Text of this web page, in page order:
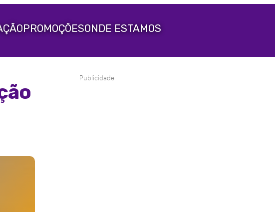
PROMOÇÕESONDE ESTAMOS
Publicidade